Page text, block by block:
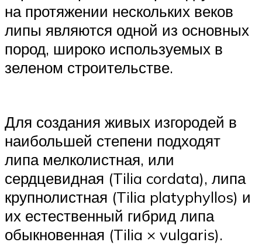
на протяжении нескольких веков
липы являются одной из основных
пород, широко используемых в
зеленом строительстве.
Для создания живых изгородей в
наибольшей степени подходят
липа мелколистная, или
сердцевидная (Tilia cordata), липа
крупнолистная (Tilia platyphyllos) и
их естественный гибрид липа
обыкновенная (Tilia × vulgaris).